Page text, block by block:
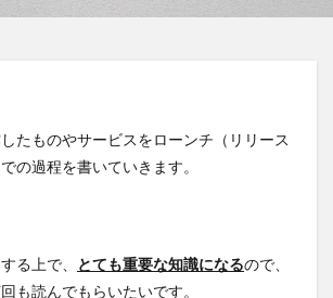
たものやサービスをローンチ（リリース
の過程を書いていきます。
る上で、 とても重要な知識になるので、
も読んでもらいたいです。